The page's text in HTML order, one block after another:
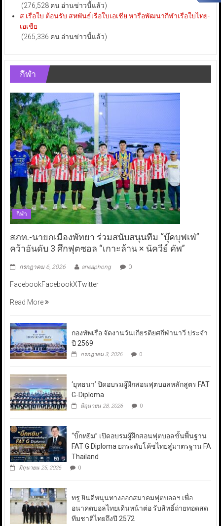
(276,528 คน อ่านข่าวนี้แล้ว)
ส.เรือใบ ต้อนรับ สหพันธ์เรือใบเอเชีย หารือพัฒนากีฬาเรือใบไทย-
เอเชีย
(265,336 คน อ่านข่าวนี้แล้ว)
กีฬา
กีฬา
สภท.-นายกเมืองพัทยา ร่วมสนับสนุนทีม “บุ๊คบุฟเฟ่”
คว้าอันดับ 3 ศึกฟุตซอล “เกาะล้าน × นัควีย์ คัพ”
กรกฎาคม 6, 2026 aneaphong 0
FacebookFacebookXTwitter
Read More
กองทัพเรือ จัดงานวันเกียรติยศกีฬานาวี ประจำ
ปี 2569
กรกฎาคม 3, 2026 0
‘ยุทธนา’ ปิดอบรมผู้ฝึกสอนฟุตบอลหลักสูตร FAT
G-Diploma
มิถุนายน 28, 2026 0
“บิ๊กหยิม” เปิดอบรมผู้ฝึกสอนฟุตบอลขั้นพื้นฐาน
FAT G Diploma ยกระดับโค้ชไทยสู่มาตรฐาน FA
Thailand
มิถุนายน 25, 2026 0
ทรู ยินดีหนุนทางออกสมาคมฟุตบอลฯ เพื่อ
อนาคตบอลไทยเดินหน้าต่อ รับสิทธิ์ถ่ายทอดสด
ทีมชาติไทยถึงปี 2572